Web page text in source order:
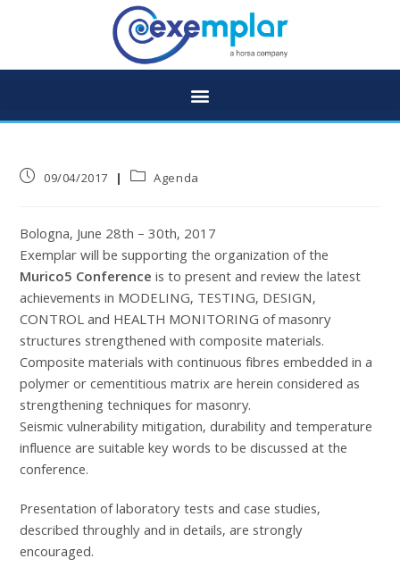
09/04/2017 Agenda
Bologna, June 28th – 30th, 2017
Exemplar will be supporting the organization of the
Murico5 Conferenceis to present and review the latest
achievements in MODELING, TESTING, DESIGN,
CONTROL and HEALTH MONITORING of masonry
structures strengthened with composite materials.
Composite materials with continuous fibres embedded in a
polymer or cementitious matrix are herein considered as
strengthening techniques for masonry.
Seismic vulnerability mitigation, durability and temperature
influence are suitable key words to be discussed at the
conference.
Presentation of laboratory tests and case studies,
described throughly and in details, are strongly
encouraged.